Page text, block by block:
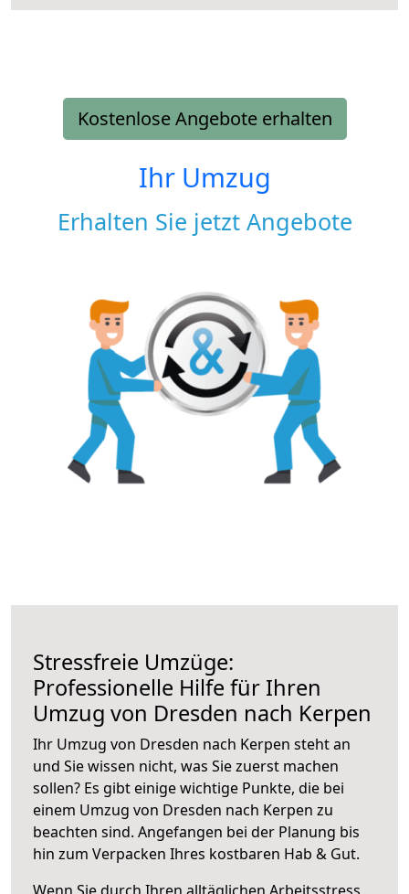
Kostenlose Angebote erhalten
Ihr Umzug
Erhalten Sie jetzt Angebote
Stressfreie Umzüge:
Professionelle Hilfe für Ihren
Umzug von Dresden nach Kerpen
Ihr Umzug von Dresden nach Kerpen steht an
und Sie wissen nicht, was Sie zuerst machen
sollen? Es gibt einige wichtige Punkte, die bei
einem Umzug von Dresden nach Kerpen zu
beachten sind. Angefangen bei der Planung bis
hin zum Verpacken Ihres kostbaren Hab & Gut.